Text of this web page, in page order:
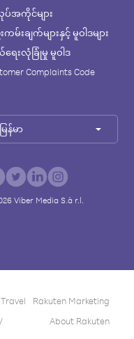
အကိုင်များ
မ်းချက်များနှင့် မူဝါဒများ
ေးလုံခြုံမှု မူဝါဒ
Complaints Code
မြန်မာ
Viber Media S.à r.l.
Rakuten Marketing
About Rakuten